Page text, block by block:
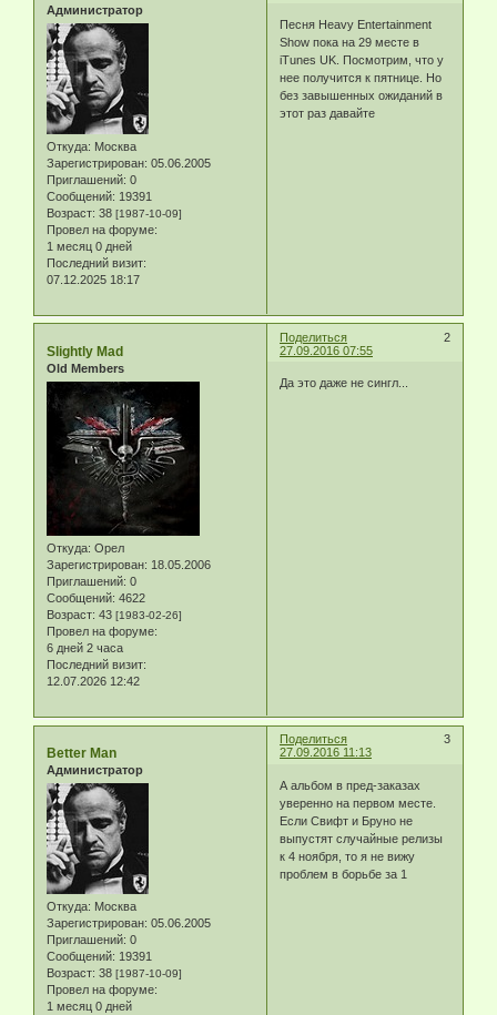
Администратор
Откуда: Москва
Зарегистрирован: 05.06.2005
Приглашений: 0
Сообщений: 19391
Возраст: 38 [1987-10-09]
Провел на форуме:
1 месяц 0 дней
Последний визит:
07.12.2025 18:17
Песня Heavy Entertainment
Show пока на 29 месте в
iTunes UK. Посмотрим, что у
нее получится к пятнице. Но
без завышенных ожиданий в
этот раз давайте
Поделиться
2
27.09.2016 07:55
Slightly Mad
Old Members
Откуда: Орел
Зарегистрирован: 18.05.2006
Приглашений: 0
Сообщений: 4622
Возраст: 43 [1983-02-26]
Провел на форуме:
6 дней 2 часа
Последний визит:
12.07.2026 12:42
Да это даже не сингл...
Поделиться
3
27.09.2016 11:13
Better Man
Администратор
Откуда: Москва
Зарегистрирован: 05.06.2005
Приглашений: 0
Сообщений: 19391
Возраст: 38 [1987-10-09]
Провел на форуме:
1 месяц 0 дней
А альбом в пред-заказах
уверенно на первом месте.
Если Свифт и Бруно не
выпустят случайные релизы
к 4 ноября, то я не вижу
проблем в борьбе за 1